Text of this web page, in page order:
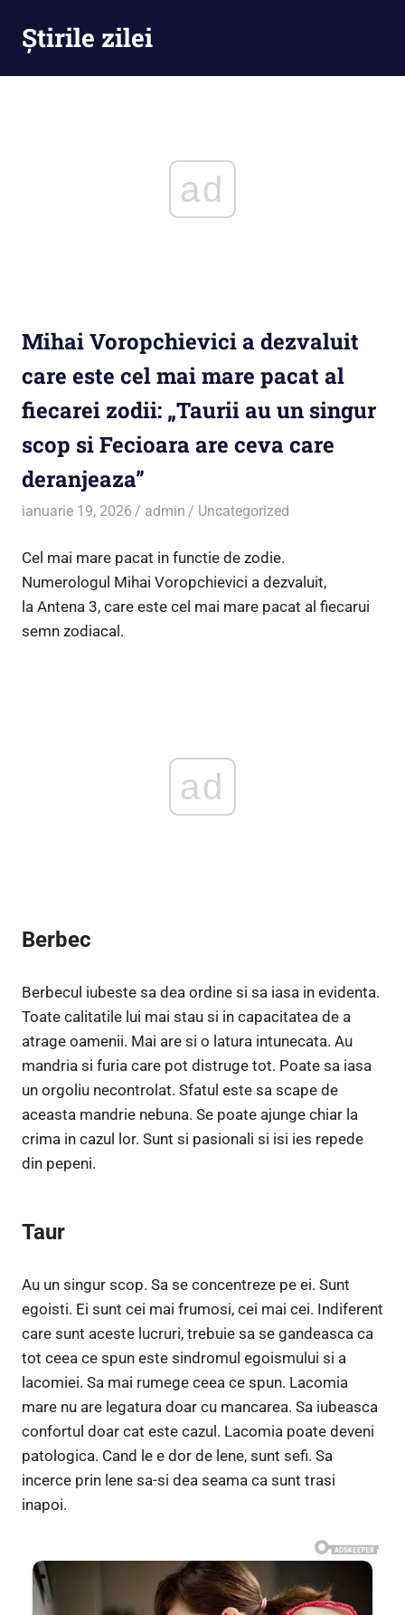
content
Știrile zilei
ad
Mihai Voropchievici a dezvaluit
care este cel mai mare pacat al
fiecarei zodii: „Taurii au un singur
scop si Fecioara are ceva care
deranjeaza”
ianuarie 19, 2026 admin Uncategorized
Cel mai mare pacat in functie de zodie.
Numerologul Mihai Voropchievici a dezvaluit,
la Antena 3, care este cel mai mare pacat al fiecarui
semn zodiacal.
ad
Berbec
Berbecul iubeste sa dea ordine si sa iasa in evidenta.
Toate calitatile lui mai stau si in capacitatea de a
atrage oamenii. Mai are si o latura intunecata. Au
mandria si furia care pot distruge tot. Poate sa iasa
un orgoliu necontrolat. Sfatul este sa scape de
aceasta mandrie nebuna. Se poate ajunge chiar la
crima in cazul lor. Sunt si pasionali si isi ies repede
din pepeni.
Taur
Au un singur scop. Sa se concentreze pe ei. Sunt
egoisti. Ei sunt cei mai frumosi, cei mai cei. Indiferent
care sunt aceste lucruri, trebuie sa se gandeasca ca
tot ceea ce spun este sindromul egoismului si a
lacomiei. Sa mai rumege ceea ce spun. Lacomia
mare nu are legatura doar cu mancarea. Sa iubeasca
confortul doar cat este cazul. Lacomia poate deveni
patologica. Cand le e dor de lene, sunt sefi. Sa
incerce prin lene sa-si dea seama ca sunt trasi
inapoi.